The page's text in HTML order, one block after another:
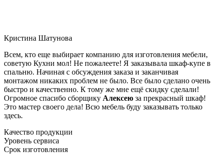
Кристина Шатунова
Всем, кто еще выбирает компанию для изготовления мебели,
советую Кухни мол! Не пожалеете! Я заказывала шкаф-купе в
спальню. Начиная с обсуждения заказа и заканчивая
монтажом никаких проблем не было. Все было сделано очень
быстро и качественно. К тому же мне ещё скидку сделали!
Огромное спасибо сборщику Алексею за прекрасный шкаф!
Это мастер своего дела! Всю мебель буду заказывать только
здесь.
Качество продукции
Уровень сервиса
Срок изготовления